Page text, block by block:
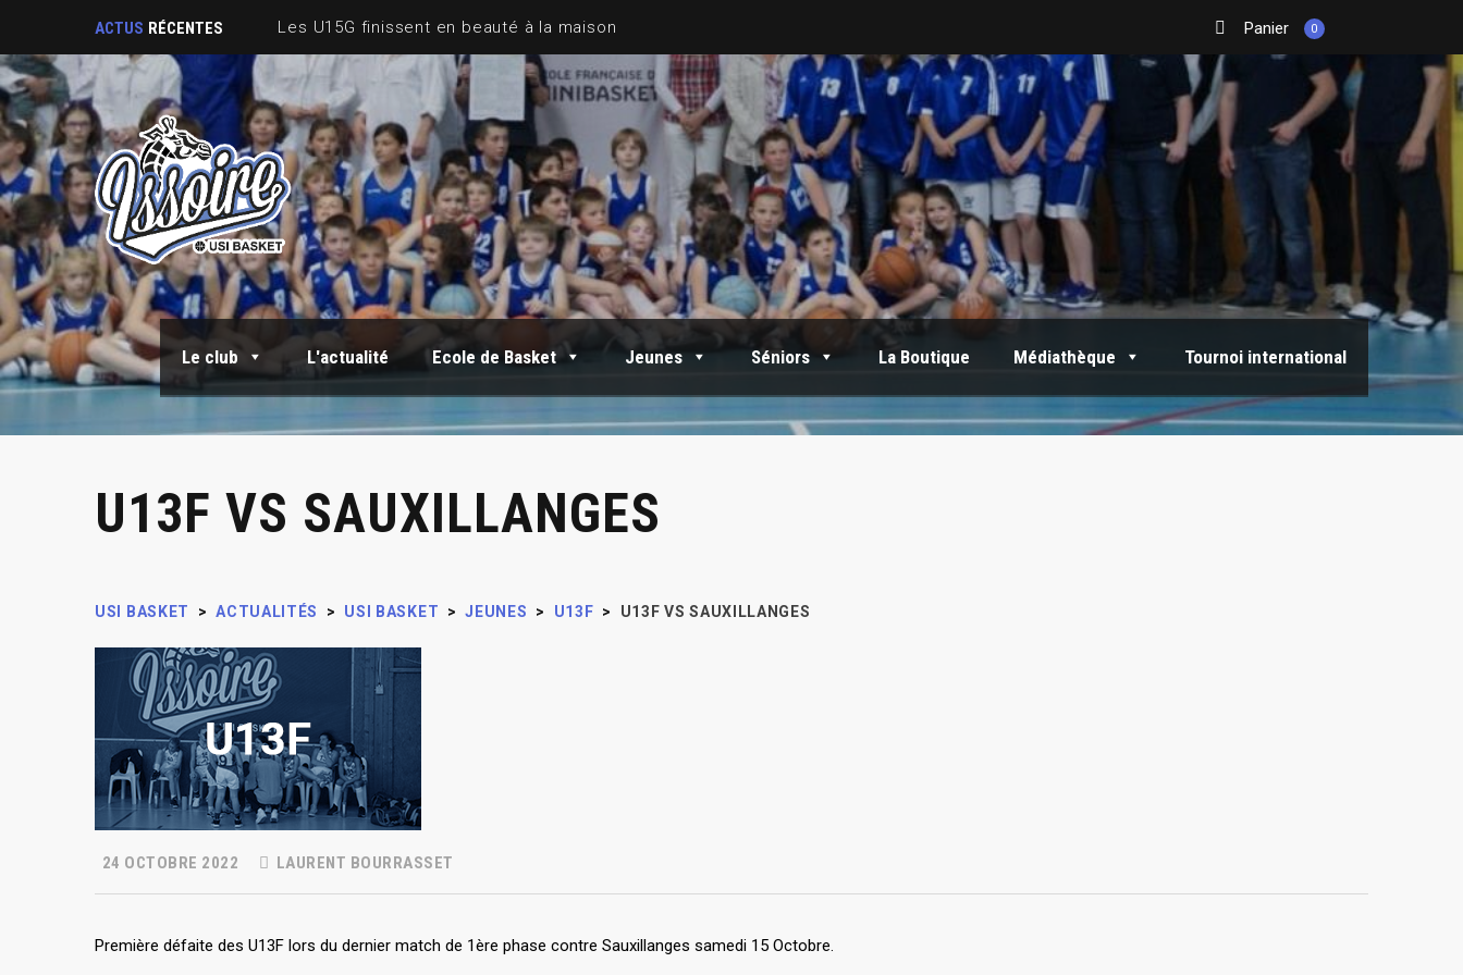
ACTUS RÉCENTES Panier 0
Le club L'actualité Ecole de Basket Jeunes Séniors La Boutique Médiathèque Tournoi international
U13F VS SAUXILLANGES
USI BASKET > ACTUALITÉS > USI BASKET > JEUNES > U13F > U13F VS SAUXILLANGES
24 OCTOBRE 2022 LAURENT BOURRASSET
Première défaite des U13F lors du dernier match de 1ère phase contre Sauxillanges samedi 15 Octobre.